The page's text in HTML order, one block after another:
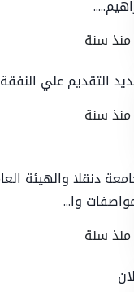
علي النفقة الخاصة
والهيئة العامة
وا...